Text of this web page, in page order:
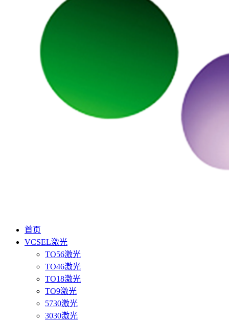
首页
VCSEL激光
TO56激光
TO46激光
TO18激光
TO9激光
5730激光
3030激光